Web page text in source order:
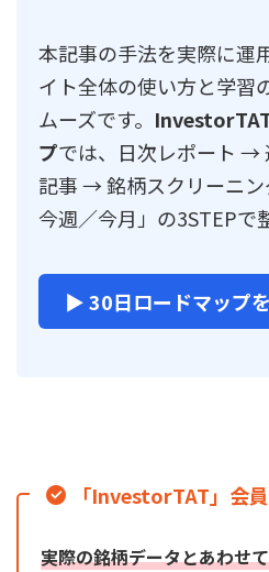
本記事の手法を実際に運
イト全体の使い方と学習
ムーズです。
プでは、日次レポート
記事 → 銘柄スクリーニ
今週／今月」の3STEPで
▶ 30日ロードマップを
「InvestorTAT」会
実際の銘柄データとあわせ